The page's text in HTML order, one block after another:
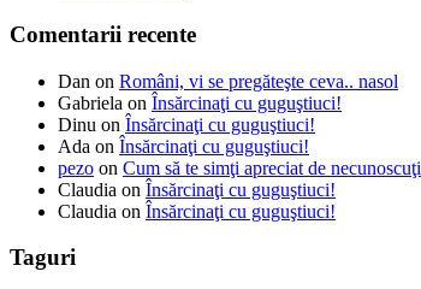
Comentarii recente
Dan on Români, vi se pregăteşte ceva.. nasol
Gabriela on Însărcinaţi cu guguştiuci!
Dinu on Însărcinaţi cu guguştiuci!
Ada on Însărcinaţi cu guguştiuci!
pezo on Cum să te simţi apreciat de necunoscuţi
Claudia on Însărcinaţi cu guguştiuci!
Claudia on Însărcinaţi cu guguştiuci!
Taguri